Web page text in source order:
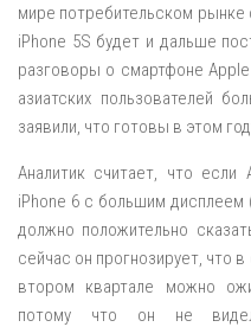
мире потребительском
iPhone 5S будет и дальше
разговоры о смартфоне
азиатских пользователей
заявили, что готовы в этом
Аналитик считает, что
iPhone 6 с большим дисплеем
должно положительно
сейчас он прогнозирует, что
втором квартале можно
потому что он не видел